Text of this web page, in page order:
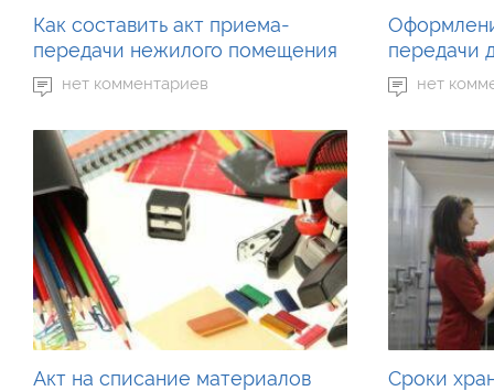
Как составить акт приема-
передачи нежилого помещения
нет комментариев
передачи
нет
Акт на списание материалов
Сроки